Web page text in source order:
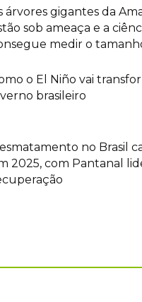
árvores gigantes da
sob ameaça e a
medir o
o El Niño vai
brasileiro
no Brasil
2025, com Pantanal